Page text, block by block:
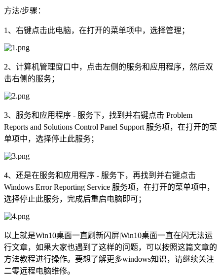
方法/步骤：
1、右键点击此电脑，在打开的菜单项中，选择管理；
2、计算机管理窗口中，点击左侧的服务和应用程序，然后双
击右侧的服务；
3、服务和应用程序 - 服务下，找到并右键点击 Problem
Reports and Solutions Control Panel Support 服务项，在打开的菜
单项中，选择停止此服务；
4、还是在服务和应用程序 - 服务下，再找到并右键点击
Windows Error Reporting Service 服务项，在打开的菜单项中，
选择停止此服务，完成后重启电脑即可；
以上就是Win10桌面一直刷新闪屏|Win10桌面一直在闪无法运
行文章，如果大家也遇到了这样的问题，可以按照这篇文章的
方法教程进行操作。要想了解更多windows知识，请继续关注
二零远程电脑维修。